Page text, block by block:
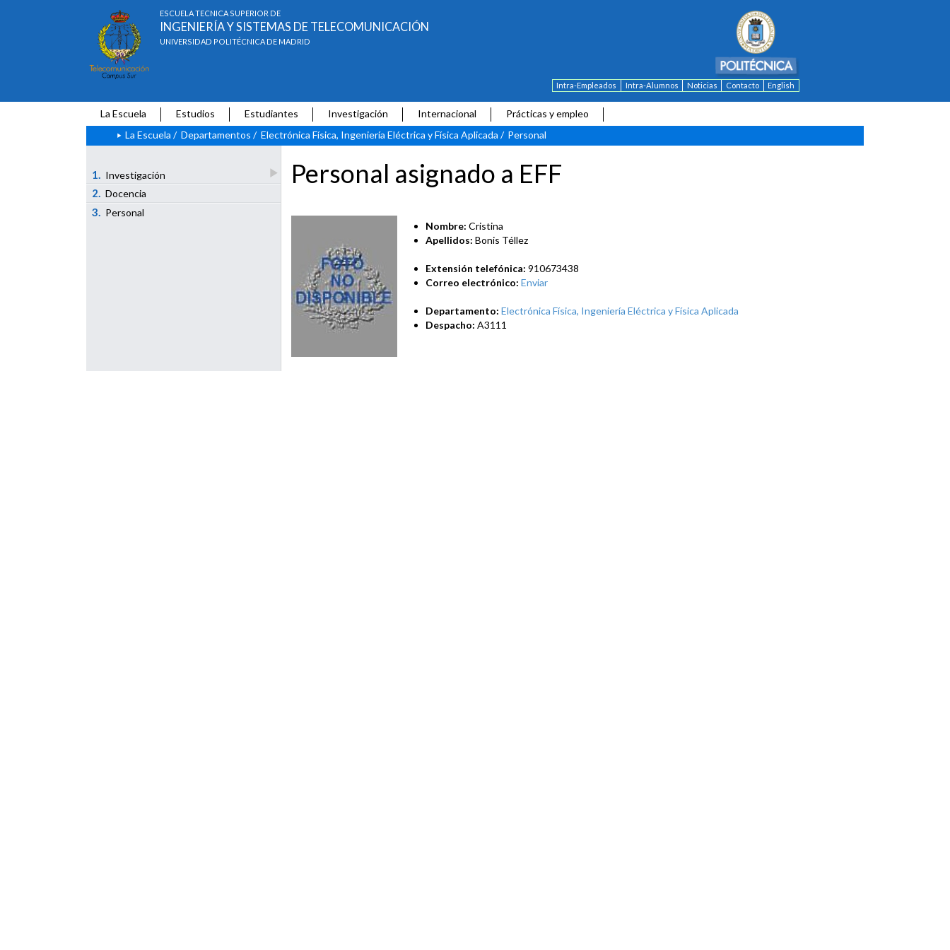
ESCUELA TÉCNICA SUPERIOR DE
INGENIERÍA Y SISTEMAS DE TELECOMUNICACIÓN
UNIVERSIDAD POLITÉCNICA DE MADRID
Intra-Empleados Intra-Alumnos Noticias Contacto English
La Escuela Estudios Estudiantes Investigación Internacional
Prácticas y empleo
La Escuela / Departamentos / Electrónica Física, Ingeniería Eléctrica y Física Aplicada / Personal
1. Investigación
2. Docencia
3. Personal
Personal asignado a EFF
Nombre: Cristina
Apellidos: Bonis Téllez
Extensión telefónica: 910673438
Correo electrónico: Enviar
Departamento: Electrónica Física, Ingeniería Eléctrica y Física Aplicada
Despacho: A3111